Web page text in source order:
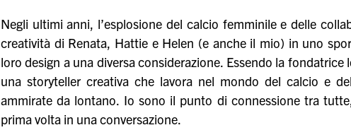
Negli ultimi anni, l’esplosione del calcio femminile e delle
creatività di Renata, Hattie e Helen (e anche il mio) in uno
loro design a una diversa considerazione. Essendo la
una storyteller creativa che lavora nel mondo del calcio e
ammirate da lontano. Io sono il punto di connessione tra
prima volta in una conversazione.